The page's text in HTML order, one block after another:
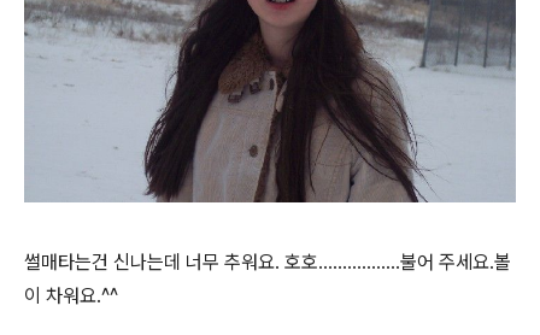
썰매타는건 신나는데 너무 추워요. 호호.................불어 주세요.볼
이 차워요.^^